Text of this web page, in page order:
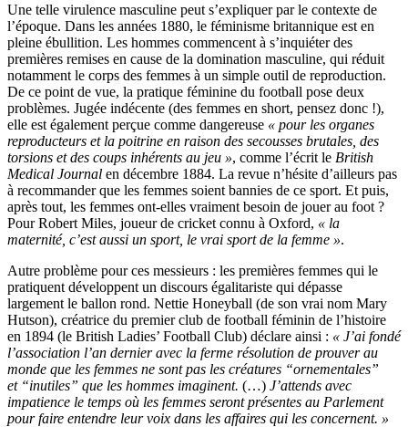
Une telle virulence masculine peut s’expliquer par le contexte de
l’époque. Dans les années 1880, le féminisme britannique est en
pleine ébullition. Les hommes commencent à s’inquiéter des
premières remises en cause de la domination masculine, qui réduit
notamment le corps des femmes à un simple outil de reproduction.
De ce point de vue, la pratique féminine du football pose deux
problèmes. Jugée indécente (des femmes en short, pensez donc !),
elle est également perçue comme dangereuse « pour les organes
reproducteurs et la poitrine en raison des secousses brutales, des
torsions et des coups inhérents au jeu », comme l’écrit le British
Medical Journal en décembre 1884. La revue n’hésite d’ailleurs pas
à recommander que les femmes soient bannies de ce sport. Et puis,
après tout, les femmes ont-elles vraiment besoin de jouer au foot ?
Pour Robert Miles, joueur de cricket connu à Oxford, « la
maternité, c’est aussi un sport, le vrai sport de la femme ».
Autre problème pour ces messieurs : les premières femmes qui le
pratiquent développent un discours égalitariste qui dépasse
largement le ballon rond. Nettie Honeyball (de son vrai nom Mary
Hutson), créatrice du premier club de football féminin de l’histoire
en 1894 (le British Ladies’ Football Club) déclare ainsi : « J’ai fondé
l’association l’an dernier avec la ferme résolution de prouver au
monde que les femmes ne sont pas les créatures “ornementales”
et “inutiles” que les hommes imaginent. (…) J’attends avec
impatience le temps où les femmes seront présentes au Parlement
pour faire entendre leur voix dans les affaires qui les concernent. »